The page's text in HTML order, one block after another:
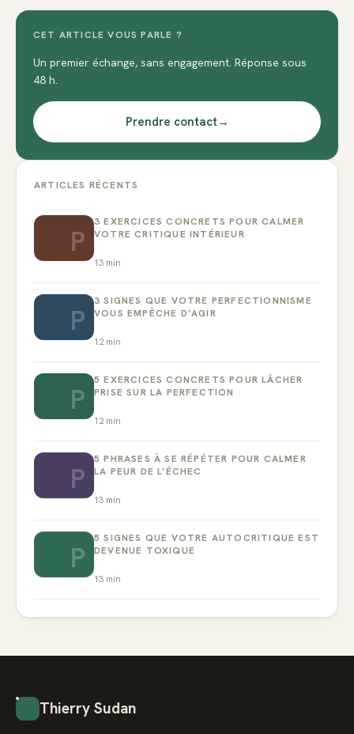
CET ARTICLE VOUS PARLE ?
Un premier échange, sans engagement. Réponse sous
48 h.
Prendre contact→
ARTICLES RÉCENTS
P
3 EXERCICES CONCRETS POUR CALMER
VOTRE CRITIQUE INTÉRIEUR
13 min
P
3 SIGNES QUE VOTRE PERFECTIONNISME
VOUS EMPÊCHE D’AGIR
12min
P
5 EXERCICES CONCRETS POUR LÂCHER
PRISE SUR LA PERFECTION
12min
P
5 PHRASES À SE RÉPÉTER POUR CALMER
LA PEUR DE L’ÉCHEC
13 min
P
5 SIGNES QUE VOTRE AUTOCRITIQUE EST
DEVENUE TOXIQUE
13 min
Thierry Sudan